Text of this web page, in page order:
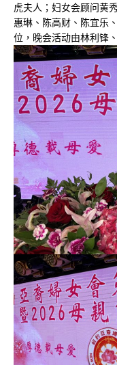
虎夫人；妇女会顾问黄
惠琳、陈高财、陈宜乐
位，晚会活动由林利锋